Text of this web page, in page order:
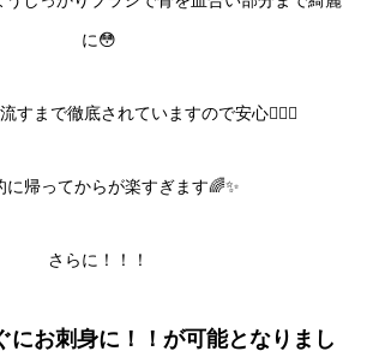
に😳
すまで徹底されていますので安心💁‍♂️✨
に帰ってからが楽すぎます🌈✨
さらに！！！
にお刺身に！！が可能となりまし